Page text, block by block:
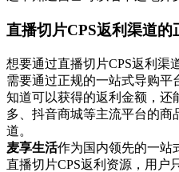
直播切片CPS返利渠道的
想要通过直播切片CPS返利渠
需要通过正规的一站式导购
知道可以获得的返利金额，还
多、抖音商城等主流平台的
道。
麦享生活作为国内领先的一站
直播切片CPS返利资源，用户